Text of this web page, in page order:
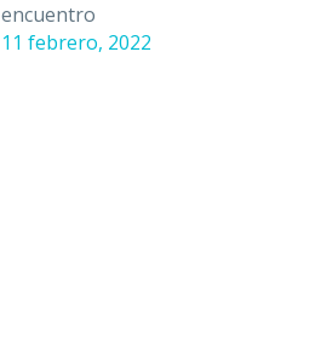
encuentro
11 febrero, 2022